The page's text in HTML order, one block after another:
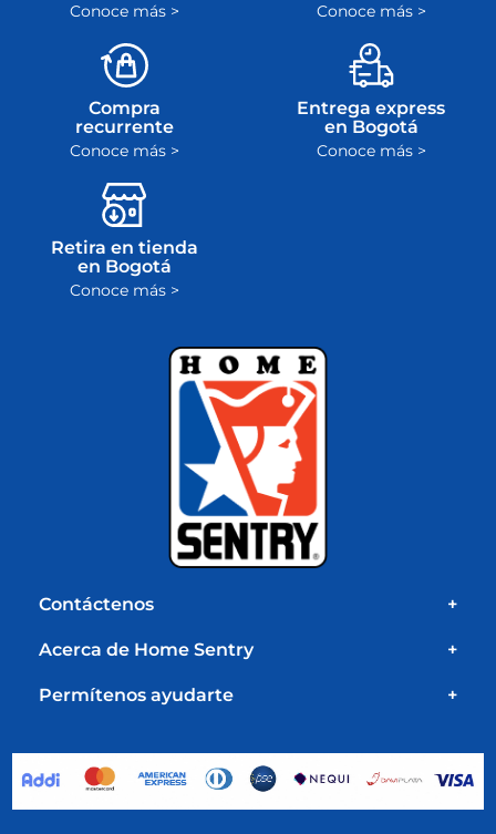
Conoce más > Conoce más >
Compra
recurrente
Conoce más >
Entrega express
en Bogotá
Conoce más >
Retira en tienda
en Bogotá
Conoce más >
Contáctenos +
Acerca de Home Sentry +
Permítenos ayudarte +